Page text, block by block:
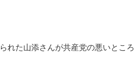
れた山添さんが共産党の悪いとこ